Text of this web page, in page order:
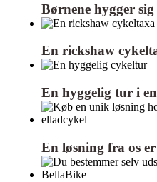
Børnene hygger
En rickshaw
En hyggelig tur i
En løsning fra os